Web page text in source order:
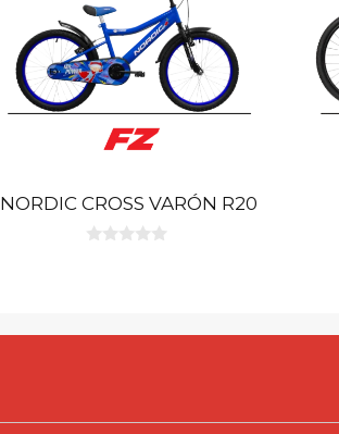
NORDIC CROSS VARÓN R20